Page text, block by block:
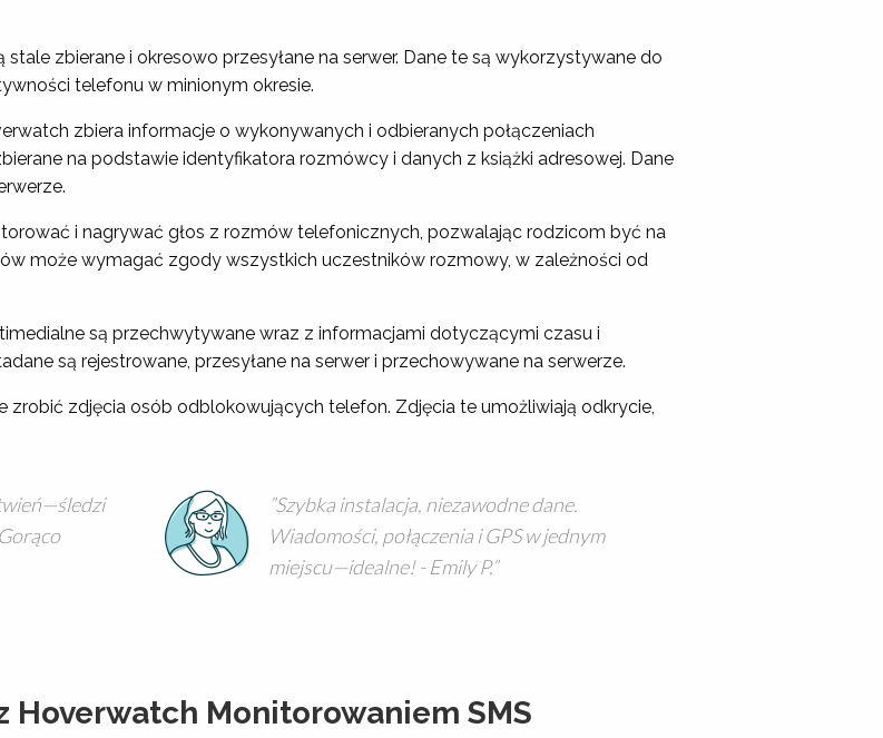
stale zbierane i okresowo przesyłane na serwer. Dane te są wykorzystywane do
telefonu w minionym okresie.
zbiera informacje o wykonywanych i odbieranych połączeniach
na podstawie identyfikatora rozmówcy i danych z książki adresowej. Dane
i nagrywać głos z rozmów telefonicznych, pozwalając rodzicom być na
może wymagać zgody wszystkich uczestników rozmowy, w zależności od
są przechwytywane wraz z informacjami dotyczącymi czasu i
są rejestrowane, przesyłane na serwer i przechowywane na serwerze.
zrobić zdjęcia osób odblokowujących telefon. Zdjęcia te umożliwiają odkrycie,
Szybka instalacja, niezawodne dane.
Wiadomości, połączenia i GPS w jednym
miejscu—idealne! - Emily P.
Hoverwatch Monitorowaniem SMS